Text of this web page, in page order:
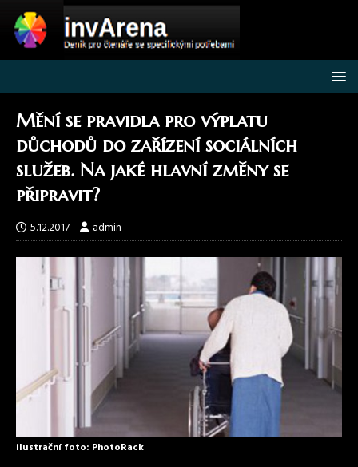
Mění se pravidla pro výplatu
důchodů do zařízení sociálních
služeb. Na jaké hlavní změny se
připravit?
5.12.2017 admin
ilustrační foto: PhotoRack